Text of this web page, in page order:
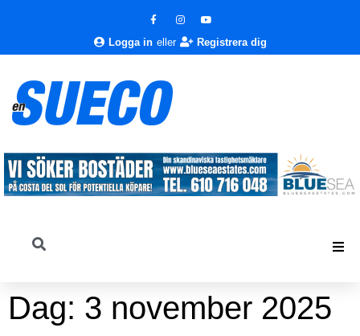
Logga in eller Registrera dig
Dag: 3 november 2025